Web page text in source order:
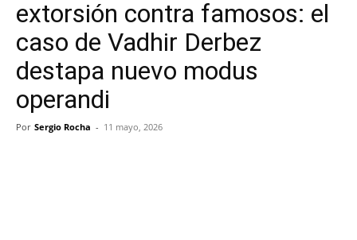
extorsión contra famosos: el
caso de Vadhir Derbez
destapa nuevo modus
operandi
Por Sergio Rocha - 11 mayo, 2026